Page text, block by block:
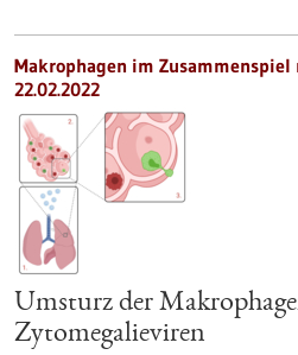
Makrophagen im
22.02.2022
Umsturz der
Zytomegalieviren